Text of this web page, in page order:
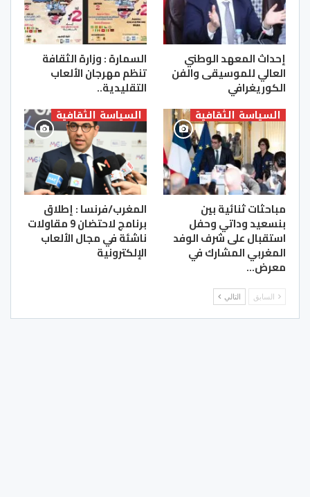
إحداث المعهد الوطني
العالي للموسيقى والفن
الكوريغرافي
السمارة : وزارة الثقافة
تنظم مهرجان الألعاب
التقليدية..
السياسة الثقافية
مباحثات ثنائية بين
بنسعيد وداتي وحفل
استقبال على شرف الوفد
المغربي المشارك في
معرض…
السياسة الثقافية
المغرب/فرنسا : إطلاق
برنامج لاحتضان 9 مقاولات
ناشئة في مجال الألعاب
الإلكترونية
السابق التالي